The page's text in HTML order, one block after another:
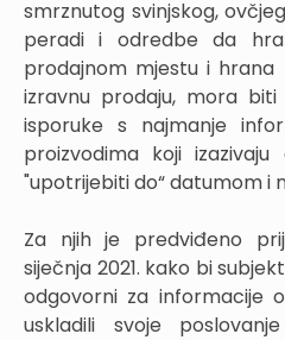
smrznutog svinjskog,
peradi i odredbe da
prodajnom mjestu i
izravnu prodaju, mora
isporuke s najmanje
proizvodima koji
"upotrijebiti do“ datumom i
Za njih je predviđeno
siječnja 2021. kako bi
odgovorni za informacije
uskladili svoje